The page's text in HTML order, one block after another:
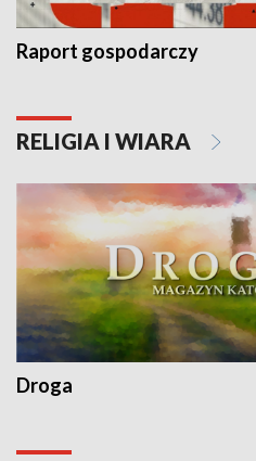
Raport gospodarczy
RELIGIA I WIARA
Droga